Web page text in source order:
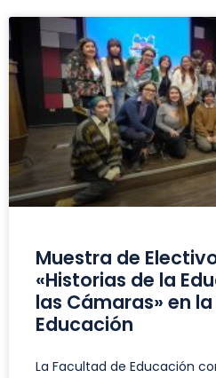
Muestra de
«Historias de la
las Cámaras» en
Educación
La Facultad de Educación